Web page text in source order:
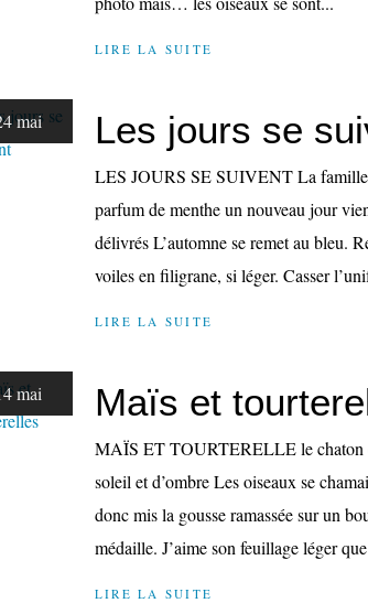
LIRE LA SUITE
mai Les jours se
LES JOURS SE SUIVENT La famille
parfum de menthe un nouveau jour
délivrés L’automne se remet au bleu.
voiles en filigrane, si léger. Casser
LIRE LA SUITE
mai Maïs et
MAÏS ET TOURTERELLE le chaton
soleil et d’ombre Les oiseaux se
donc mis la gousse ramassée sur un
médaille. J’aime son feuillage léger
LIRE LA SUITE